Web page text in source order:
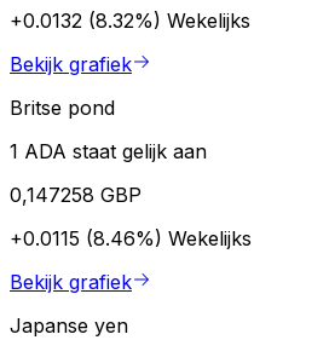
+0.0132 (8.32%) Wekelijks
Bekijk grafiek
Britse pond
1 ADA staat gelijk aan
0,147258 GBP
+0.0115 (8.46%) Wekelijks
Bekijk grafiek
Japanse yen